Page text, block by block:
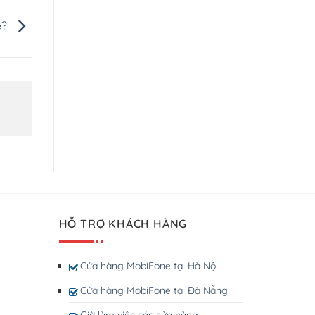
HỖ TRỢ KHÁCH HÀNG
Cửa hàng MobiFone tại Hà Nội
Cửa hàng MobiFone tại Đà Nẵng